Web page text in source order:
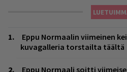
Eppu Normaalin viimeinen
kuvagalleria torstailta täältä
Eppu Normaali soitti